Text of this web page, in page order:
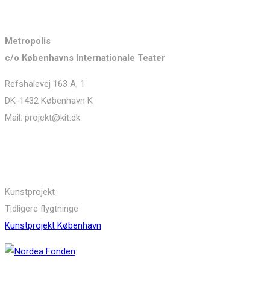
Metropolis
c/o Københavns Internationale Teater
Refshalevej 163 A, 1
DK-1432 København K
Mail: projekt@kit.dk
Kunstprojekt
Tidligere flygtninge
Kunstprojekt København